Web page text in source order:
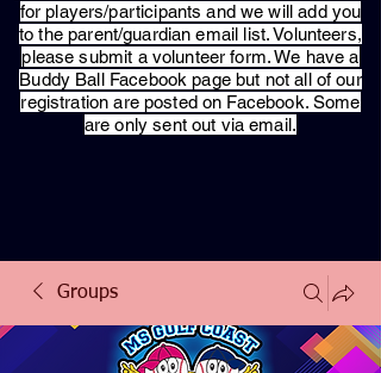
for players/participants and we will add you
to the parent/guardian email list. Volunteers,
please submit a volunteer form. We have a
Buddy Ball Facebook page but not all of our
registration are posted on Facebook. Some
are only sent out via email.
Groups